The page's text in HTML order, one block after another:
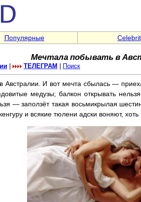
Популярные
Мечтала побывать в
ТЕЛЕГРАМ Поиск
Австралии. И вот мечта сбылась —
медузы; балкон открывать
— заползёт такая восьмикрылая
и всякие тюлени адски воняют, хоть